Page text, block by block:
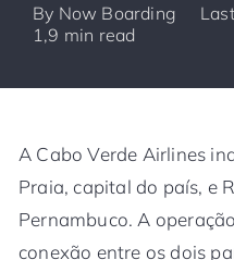
By Now Boarding
1,9 min read
A Cabo Verde Airlines
Praia, capital do país, e
Pernambuco. A
conexão entre os dois